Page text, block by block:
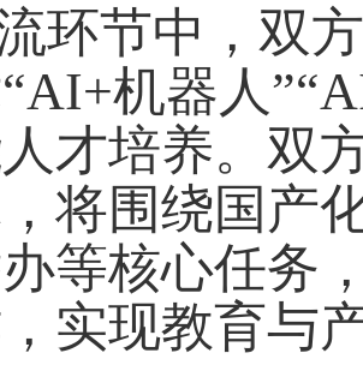
环节中，双
“AI+机器人
才培养。双
将围绕国产
等核心任务
实现教育与